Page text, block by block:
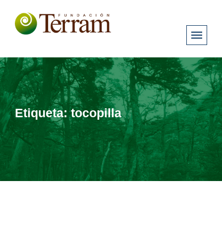
Etiqueta:tocopilla